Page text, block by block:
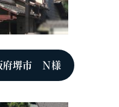
府堺市 Ｎ様